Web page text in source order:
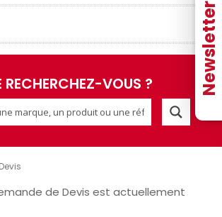
Newsletter
RECHERCHEZ-VOUS ?
de Devis est actuellement